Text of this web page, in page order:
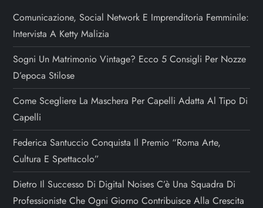
Comunicazione, Social Network E Imprenditoria Femminile:
Intervista A Ketty Malizia
Sogni Un Matrimonio Vintage? Ecco 5 Consigli Per Nozze
D’epoca Stilose
Come Scegliere La Maschera Per Capelli Adatta Al Tipo Di
Capelli
Federica Santuccio Conquista Il Premio “Roma Arte,
Cultura E Spettacolo”
Dietro Il Successo Di Digital Noises C’è Una Squadra Di
Professioniste Che Ogni Giorno Contribuisce Alla Crescita